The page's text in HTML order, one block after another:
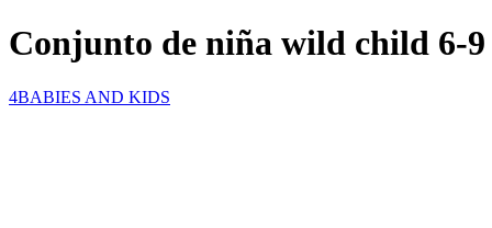
Conjunto de niña wild child 6-9
4BABIES AND KIDS